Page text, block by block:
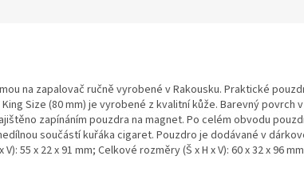
na zapalovač ručně vyrobené v Rakousku. Praktické
Size (80 mm) je vyrobené z kvalitní kůže. Barevný povrch
zapínáním pouzdra na magnet. Po celém obvodu
součástí kuřáka cigaret. Pouzdro je dodávané v
55 x 22 x 91 mm; Celkové rozměry (Š x H x V): 60 x 32 x 96 mm